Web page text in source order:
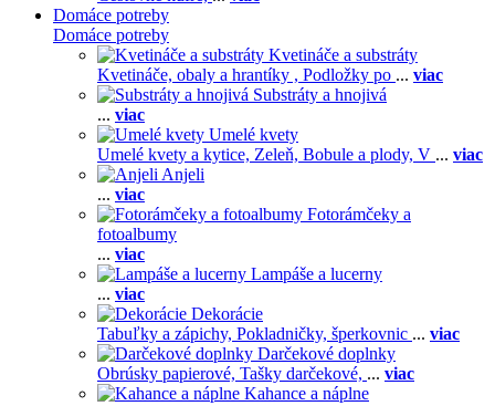
Domáce potreby
Domáce potreby
Kvetináče a substráty
Kvetináče, obaly a hrantíky , Podložky po ... viac
Substráty a hnojivá
... viac
Umelé kvety
Umelé kvety a kytice, Zeleň, Bobule a plody, V ... viac
Anjeli
... viac
Fotorámčeky a
fotoalbumy
... viac
Lampáše a lucerny
... viac
Dekorácie
Tabuľky a zápichy, Pokladničky, šperkovnic ... viac
Darčekové doplnky
Obrúsky papierové, Tašky darčekové, ... viac
Kahance a náplne